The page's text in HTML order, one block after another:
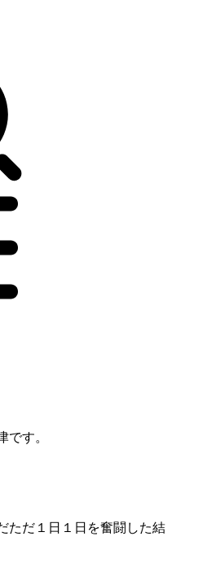
です。
ただ１日１日を奮闘した結